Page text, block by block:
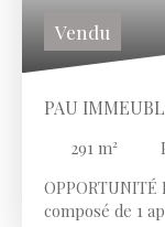
Vendu
PAU
291 m²
OPPORTUNITÉ
composé de 1